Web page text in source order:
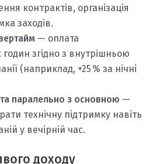
контрактів, організація
заходів.
— оплата
згідно з внутрішньою
(наприклад, +25 % за нічні
паралельно з основною —
технічну підтримку навіть
у вечірній час.
доходу